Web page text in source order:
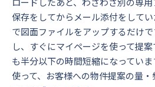
ロードしたあと、わざわざ別の専
保存をしてからメール添付をして
で図面ファイルをアップするだけ
し、すぐにマイページを使って提
も半分以下の時間短縮になってい
使って、お客様への物件提案の量